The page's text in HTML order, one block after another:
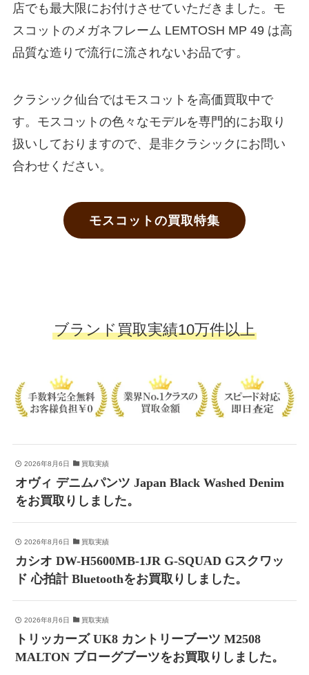
店でも最大限にお付けさせていただきました。モ
スコットのメガネフレーム LEMTOSH MP 49 は高
品質な造りで流行に流されないお品です。
クラシック仙台ではモスコットを高価買取中で
す。モスコットの色々なモデルを専門的にお取り
扱いしておりますので、是非クラシックにお問い
合わせください。
モスコットの買取特集
ブランド買取実績10万件以上
2026年8月6日 買取実績
オヴィ デニムパンツ Japan Black Washed Denim
をお買取りしました。
2026年8月6日 買取実績
カシオ DW-H5600MB-1JR G-SQUAD Gスクワッ
ド 心拍計 Bluetoothをお買取りしました。
2026年8月6日 買取実績
トリッカーズ UK8 カントリーブーツ M2508
MALTON ブローグブーツをお買取りしました。